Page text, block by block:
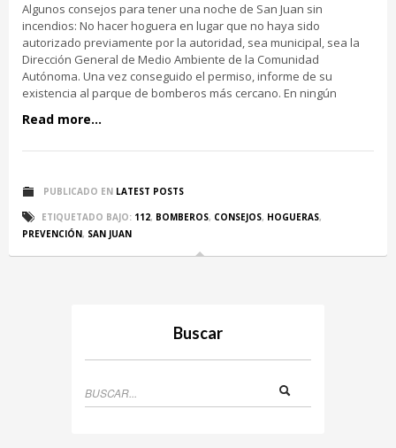
Algunos consejos para tener una noche de San Juan sin
incendios: No hacer hoguera en lugar que no haya sido
autorizado previamente por la autoridad, sea municipal, sea la
Dirección General de Medio Ambiente de la Comunidad
Autónoma. Una vez conseguido el permiso, informe de su
existencia al parque de bomberos más cercano. En ningún
Read more...
PUBLICADO EN LATEST POSTS
ETIQUETADO BAJO: 112, BOMBEROS, CONSEJOS, HOGUERAS,
PREVENCIÓN, SAN JUAN
Buscar